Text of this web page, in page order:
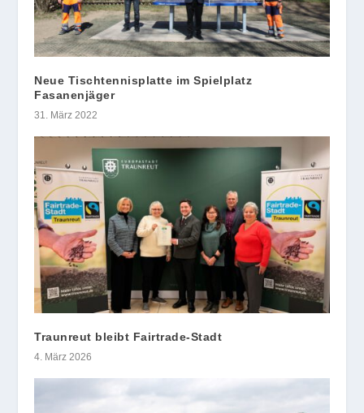
Neue Tischtennisplatte im Spielplatz
Fasanenjäger
31. März 2022
Traunreut bleibt Fairtrade-Stadt
4. März 2026